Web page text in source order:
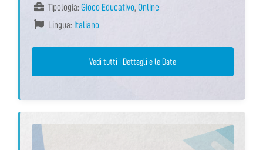
Tipologia: Gioco Educativo, Online
Lingua: Italiano
Vedi tutti i Dettagli e le Date